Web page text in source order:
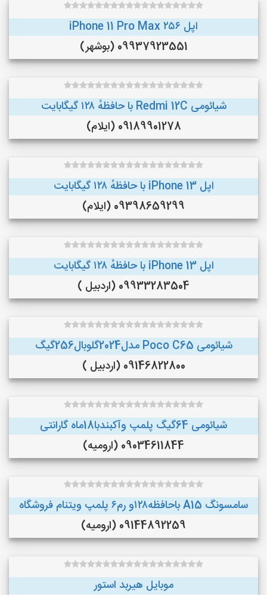
اپل iPhone 11 Pro Max ۲۵۶
09937923551 (بوشهر)
شیائومی Redmi 12C با حافظهٔ ۱۲۸ گیگابایت
09189901278 (ایلام)
اپل iPhone 13 با حافظهٔ ۱۲۸ گیگابایت
09398659299 (ایلام)
اپل iPhone 13 با حافظهٔ ۱۲۸ گیگابایت
09933283504 (اردبیل )
شیائومی Poco C65 مدل2024گلوبال256گیگ
09146822800 (اردبیل )
شیائومی 64گیگ پلمپ وآکبندبا18ماه گارانتی
09034611844 (ارومیه)
سامسونگ A15 باحافظه۱۲۸و رم۶ پلمپ ویتنام فروشگاه
09144892259 (ارومیه)
موبایل هیربد استور